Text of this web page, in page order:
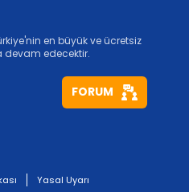
en büyük ve ücretsiz
devam edecektir.
FORUM
Yasal Uyarı